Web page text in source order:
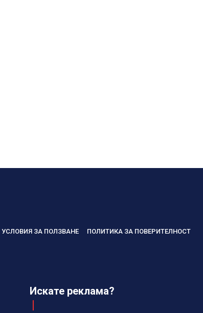
УСЛОВИЯ ЗА ПОЛЗВАНЕ ПОЛИТИКА ЗА ПОВЕРИТЕЛНОСТ
Искате реклама?